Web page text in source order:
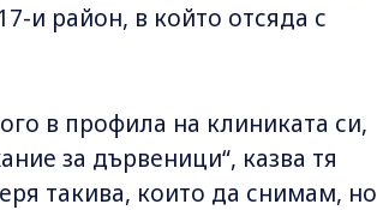
и район, в който отсяда с
в профила на клиниката си,
за дървеници“, казва тя
такива, които да снимам, но